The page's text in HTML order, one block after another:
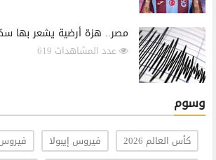
مصر.. هزة أرضية يشعر بها
عدد المشاهدات 619
وسوم
كأس العالم 2026 فيروس إيبولا